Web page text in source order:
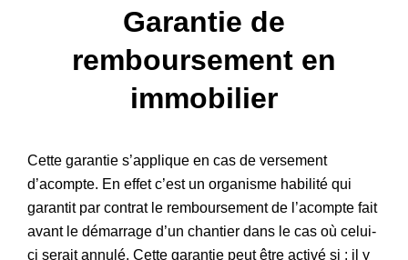
Patrimoine
Garantie de
remboursement en
immobilier
Cette garantie s’applique en cas de versement
d’acompte. En effet c’est un organisme habilité qui
garantit par contrat le remboursement de l’acompte fait
avant le démarrage d’un chantier dans le cas où celui-
ci serait annulé. Cette garantie peut être activé si : il y